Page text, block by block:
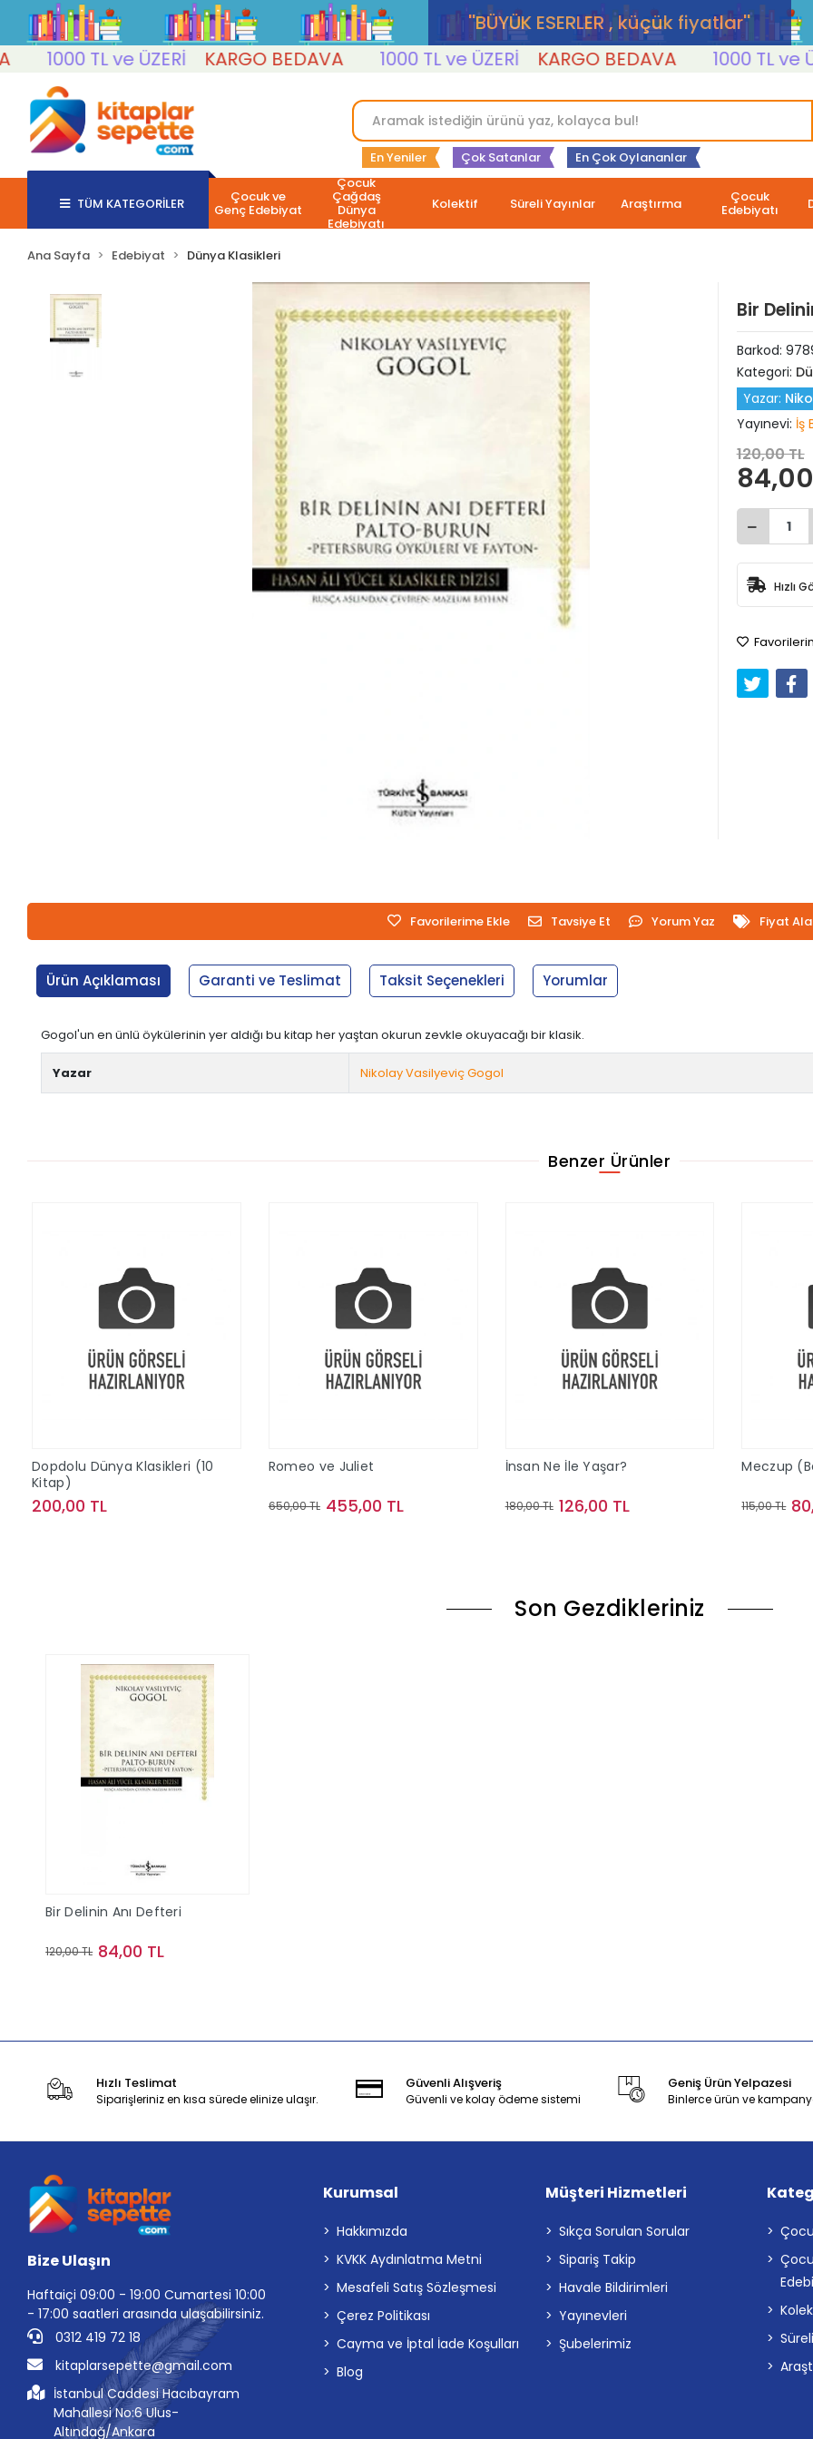
''BÜYÜK ESERLER , küçük fiyatlar''
1000 TL ve ÜZERİ
KARGO BEDAVA 1000 TL ve ÜZERİ KARGO BEDAVA 1000 TL ve
En Yeniler Çok Satanlar En Çok Oylananlar
TÜM KATEGORİLER Çocuk ve
Genç Edebiyat
Çocuk
Çağdaş
Dünya
Edebiyatı
Kolektif Süreli Yayınlar Araştırma Çocuk
Edebiyatı
Ana Sayfa Edebiyat Dünya Klasikleri
Bir
Barkod:
Kategori:
Yazar:
Yayınevi: İş
120,00 TL
Hızlı
Favorilerime Ekle Tavsiye Et Yorum Yaz Fiyat
Ürün Açıklaması Garanti ve Teslimat Taksit Seçenekleri Yorumlar
Gogol'un en ünlü öykülerinin yer aldığı bu kitap her yaştan okurun zevkle okuyacağı bir klasik.
Yazar Nikolay Vasilyeviç Gogol
Benzer Ürünler
Dopdolu Dünya Klasikleri (10
Kitap)
200,00 TL
Romeo ve Juliet
650,00 TL 455,00 TL
İnsan Ne İle Yaşar?
180,00 TL 126,00 TL
Meczup
115,00 TL
Son Gezdikleriniz
Bir Delinin Anı Defteri
120,00 TL 84,00 TL
Hızlı Teslimat
Siparişleriniz en kısa sürede elinize ulaşır.
Güvenli Alışveriş
Güvenli ve kolay ödeme sistemi
Geniş Ürün Yelpazesi
Binlerce ürün ve
Bize Ulaşın
Haftaiçi 09:00 - 19:00 Cumartesi 10:00
- 17:00 saatleri arasında ulaşabilirsiniz.
0312 419 72 18
kitaplarsepette@gmail.com
İstanbul Caddesi Hacıbayram
Mahallesi No:6 Ulus-
Altındağ/Ankara
Kurumsal
Hakkımızda
KVKK Aydınlatma Metni
Mesafeli Satış Sözleşmesi
Çerez Politikası
Cayma ve İptal İade Koşulları
Blog
Müşteri Hizmetleri
Sıkça Sorulan Sorular
Sipariş Takip
Havale Bildirimleri
Yayınevleri
Şubelerimiz